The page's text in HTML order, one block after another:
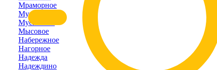
Мраморное
Муромское
Мускатное
Мысовое
Набережное
Нагорное
Надежда
Надеждино